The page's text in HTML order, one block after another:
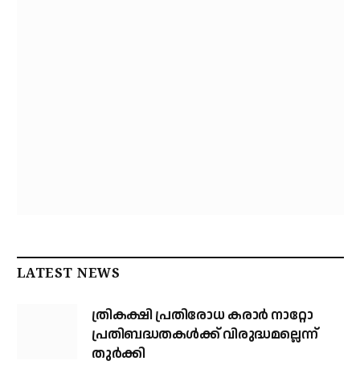
LATEST NEWS
ത്രികക്ഷി പ്രതിരോധ കരാര്‍ നാറ്റോ
പ്രതിബദ്ധതകള്‍ക്ക് വിരുദ്ധമല്ലെന്ന്
തുര്‍ക്കി